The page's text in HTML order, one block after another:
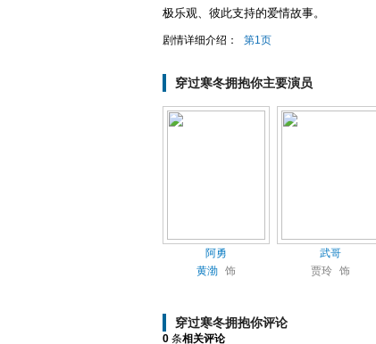
极乐观、彼此支持的爱情故事。
剧情详细介绍： 第1页
穿过寒冬拥抱你主要演员
阿勇
黄渤 饰
武哥
贾玲 饰
穿过寒冬拥抱你评论
0 条相关评论